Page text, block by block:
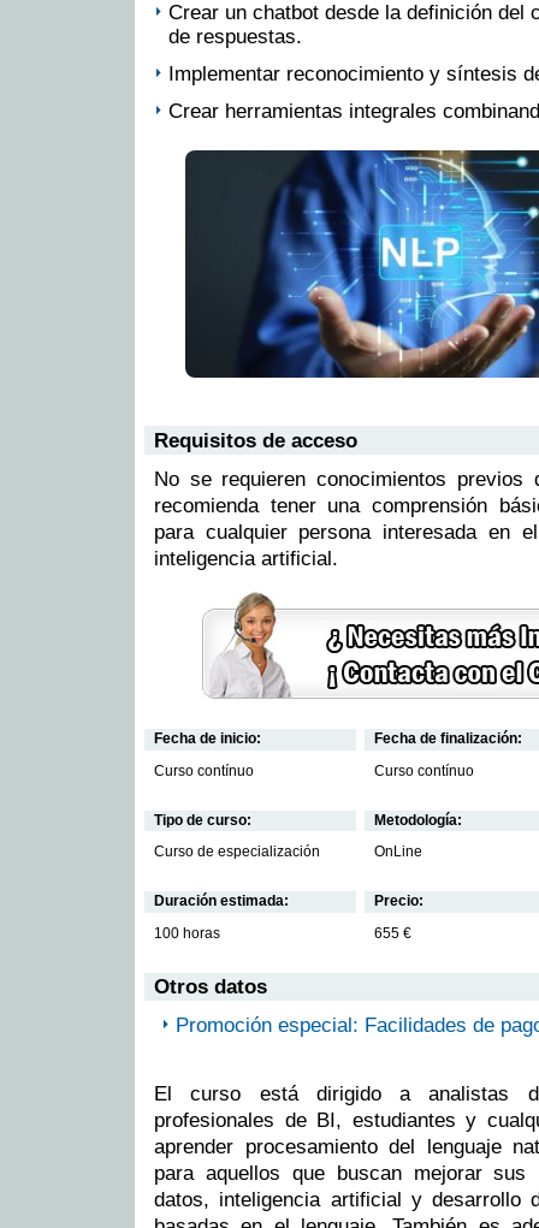
Crear un chatbot desde la definición del
de respuestas.
Implementar reconocimiento y síntesis
Crear herramientas integrales
Requisitos de acceso
No se requieren conocimientos
recomienda tener una comprensión
para cualquier persona interesada en
inteligencia artificial.
Fecha de inicio:
Curso contínuo
Fecha de finalización:
Curso contínuo
Tipo de curso:
Curso de especialización
Metodología:
OnLine
Duración estimada:
100 horas
Precio:
655 €
Otros datos
Promoción especial: Facilidades de
El curso está dirigido a analistas
profesionales de BI, estudiantes y
aprender procesamiento del lenguaje
para aquellos que buscan mejorar sus
datos, inteligencia artificial y desarrollo